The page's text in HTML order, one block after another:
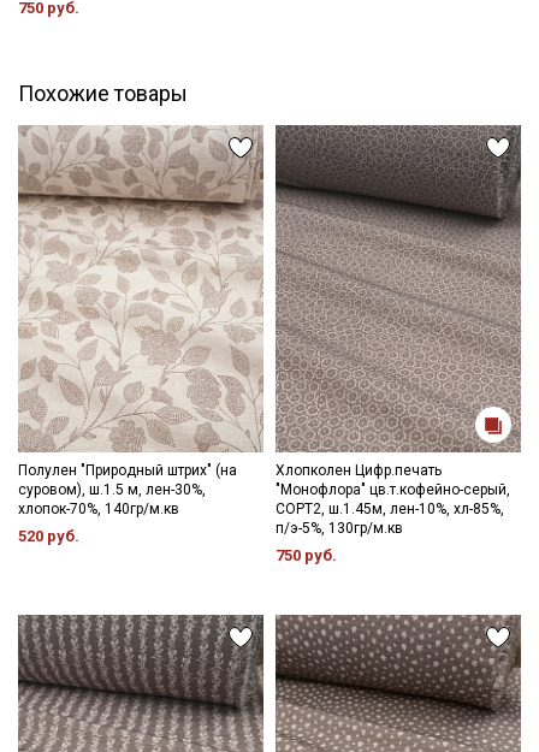
750 руб.
Похожие товары
Полулен "Природный штрих" (на
суровом), ш.1.5 м, лен-30%,
хлопок-70%, 140гр/м.кв
520 руб.
Хлопколен Цифр.печать
"Монофлора" цв.т.кофейно-серый,
СОРТ2, ш.1.45м, лен-10%, хл-85%,
п/э-5%, 130гр/м.кв
750 руб.